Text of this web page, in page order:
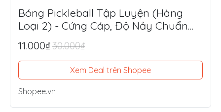
Bóng Pickleball Tập Luyện (Hàng
Loại 2) - Cứng Cáp, Độ Nảy Chuẩn
Thi Đấu, Siêu Tiết Kiệm
11.000₫30.000₫
Xem Deal trên Shopee
Shopee.vn